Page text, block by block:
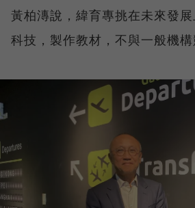
黃柏漙說，緯育專挑在未來發
科技，製作教材，不與一般機構